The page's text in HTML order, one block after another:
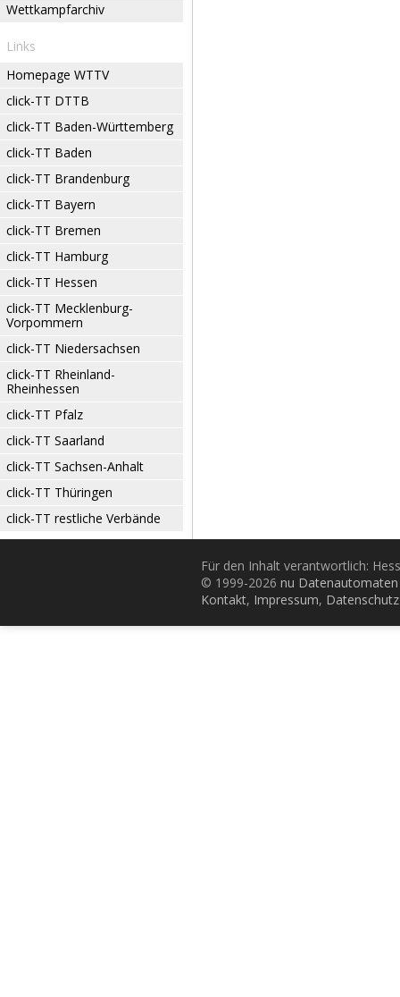
Wettkampfarchiv
Links
Homepage WTTV
click-TT DTTB
click-TT Baden-Württemberg
click-TT Baden
click-TT Brandenburg
click-TT Bayern
click-TT Bremen
click-TT Hamburg
click-TT Hessen
click-TT Mecklenburg-
Vorpommern
click-TT Niedersachsen
click-TT Rheinland-
Rheinhessen
click-TT Pfalz
click-TT Saarland
click-TT Sachsen-Anhalt
click-TT Thüringen
click-TT restliche Verbände
Für den Inhalt verantwortlich:
© 1999-2026 nu
Kontakt, Impressum, Datenschutz